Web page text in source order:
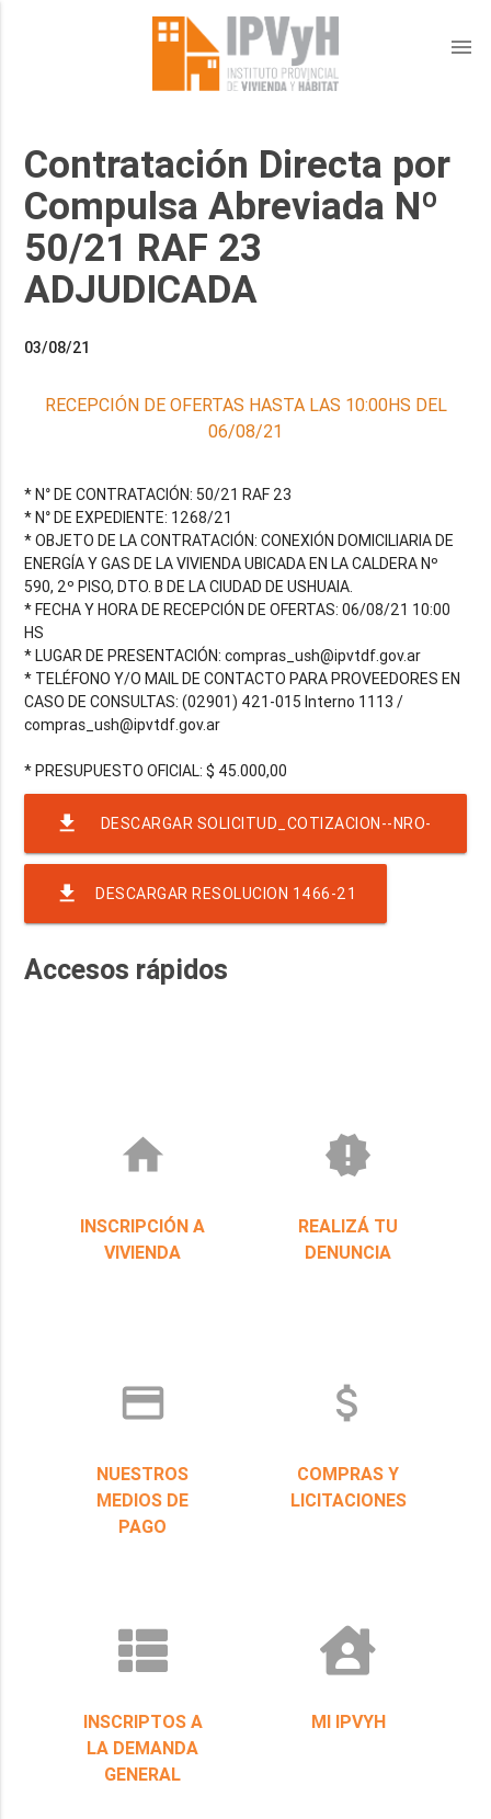
menu
Contratación Directa por
Compulsa Abreviada Nº
50/21 RAF 23
ADJUDICADA
03/08/21
RECEPCIÓN DE OFERTAS HASTA LAS 10:00HS DEL
06/08/21
* N° DE CONTRATACIÓN: 50/21 RAF 23
* N° DE EXPEDIENTE: 1268/21
* OBJETO DE LA CONTRATACIÓN: CONEXIÓN DOMICILIARIA DE
ENERGÍA Y GAS DE LA VIVIENDA UBICADA EN LA CALDERA Nº
590, 2º PISO, DTO. B DE LA CIUDAD DE USHUAIA.
* FECHA Y HORA DE RECEPCIÓN DE OFERTAS: 06/08/21 10:00
HS
* LUGAR DE PRESENTACIÓN: compras_ush@ipvtdf.gov.ar
* TELÉFONO Y/O MAIL DE CONTACTO PARA PROVEEDORES EN
CASO DE CONSULTAS: (02901) 421-015 Interno 1113 /
compras_ush@ipvtdf.gov.ar
file_download DESCARGAR SOLICITUD_COTIZACION--NRO-
50-EJER-2021-RAF-23-RND-780
file_download DESCARGAR RESOLUCION 1466-21
Accesos rápidos
home
INSCRIPCIÓN A
VIVIENDA
new_releases
REALIZÁ TU
DENUNCIA
credit_card
NUESTROS
MEDIOS DE
PAGO
attach_money
COMPRAS Y
LICITACIONES
INSCRIPTOS A
LA DEMANDA
GENERAL
MI IPVYH